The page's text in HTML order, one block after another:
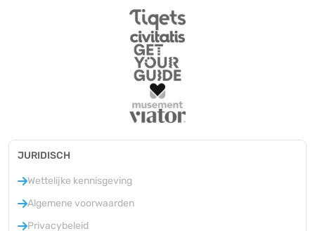
JURIDISCH
Wettelijke kennisgeving
Algemene voorwaarden
Privacybeleid